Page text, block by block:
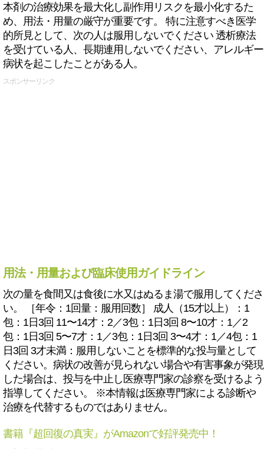
本剤の治療効果を最大化し副作用リスクを最小化するた
め、用法・用量の厳守が重要です。 特に注意すべき医学
的所見として、次の人は服用しないでください 透析療法
を受けている人、長期連用しないでください、アレルギー
病状を起こしたことがある人。
スポンサーリンク
用法・用量および臨床使用ガイドライン
次の量を食間又は食後に水又はぬるま湯で服用してくださ
い。 ［年令：1回量：服用回数］ 成人（15才以上）：1
包：1日3回 11〜14才：2／3包：1日3回 8〜10才：1／2
包：1日3回 5〜7才：1／3包：1日3回 3〜4才：1／4包：1
日3回 3才未満：服用しないことを標準的な投与量として
ください。病状の改善が見られない場合や有害事象が発現
した場合は、投与を中止し医療専門家の診察を受けるよう
指導してください。 ※本情報は医療専門家による診断や
治療を代替するものではありません。
書籍『超回復の真実』がAmazonで好評発売中！